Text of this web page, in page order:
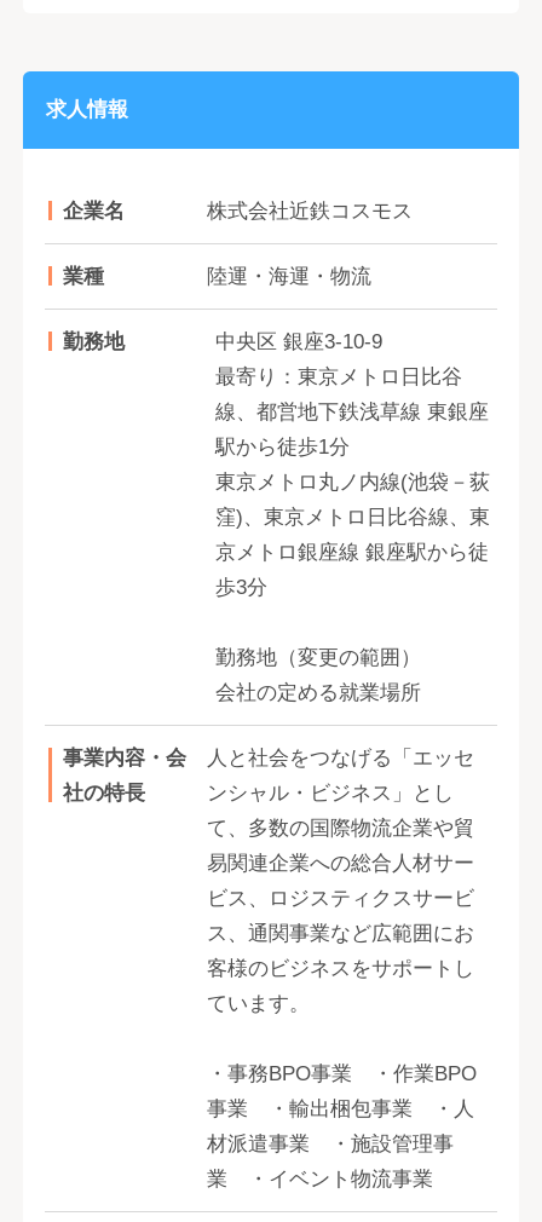
求人情報
企業名 株式会社近鉄コスモス
業種 陸運・海運・物流
勤務地
中央区 銀座3-10-9
最寄り：東京メトロ日比谷
線、都営地下鉄浅草線 東銀座
駅から徒歩1分
東京メトロ丸ノ内線(池袋－荻
窪)、東京メトロ日比谷線、東
京メトロ銀座線 銀座駅から徒
歩3分
勤務地（変更の範囲）
会社の定める就業場所
事業内容・会
社の特長
人と社会をつなげる「エッセ
ンシャル・ビジネス」とし
て、多数の国際物流企業や貿
易関連企業への総合人材サー
ビス、ロジスティクスサービ
ス、通関事業など広範囲にお
客様のビジネスをサポートし
ています。
・事務BPO事業 ・作業BPO
事業 ・輸出梱包事業 ・人
材派遣事業 ・施設管理事
業 ・イベント物流事業